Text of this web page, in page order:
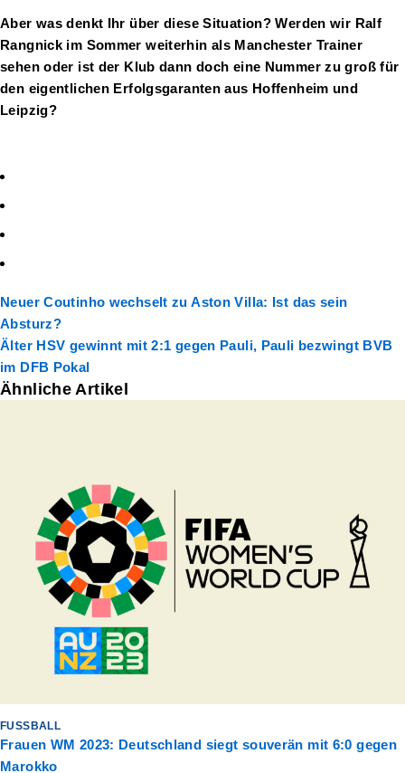
Aber was denkt Ihr über diese Situation? Werden wir Ralf
Rangnick im Sommer weiterhin als Manchester Trainer
sehen oder ist der Klub dann doch eine Nummer zu groß für
den eigentlichen Erfolgsgaranten aus Hoffenheim und
Leipzig?
Neuer Coutinho wechselt zu Aston Villa: Ist das sein
Absturz?
Älter HSV gewinnt mit 2:1 gegen Pauli, Pauli bezwingt BVB
im DFB Pokal
Ähnliche Artikel
FUSSBALL
Frauen WM 2023: Deutschland siegt souverän mit 6:0 gegen
Marokko